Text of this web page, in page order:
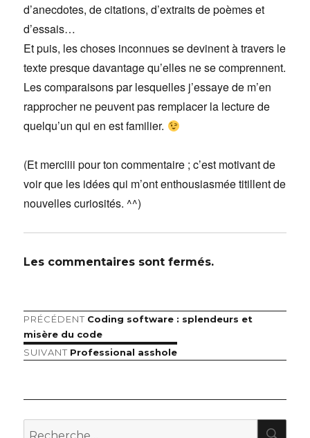
d’anecdotes, de citations, d’extraits de poèmes et
d’essais…
Et puis, les choses inconnues se devinent à travers le
texte presque davantage qu’elles ne se comprennent.
Les comparaisons par lesquelles j’essaye de m’en
rapprocher ne peuvent pas remplacer la lecture de
quelqu’un qui en est familier.
(Et merciiii pour ton commentaire ; c’est motivant de
voir que les idées qui m’ont enthousiasmée titillent de
nouvelles curiosités. ^^)
Les commentaires sont fermés.
Navigation
de
PRÉCÉDENT Article
précédent :
Coding software : splendeurs et
misère du code
SUIVANT Article
Professional asshole
Recherche